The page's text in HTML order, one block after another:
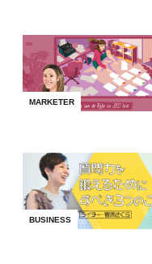
MARKETER
BUSINESS